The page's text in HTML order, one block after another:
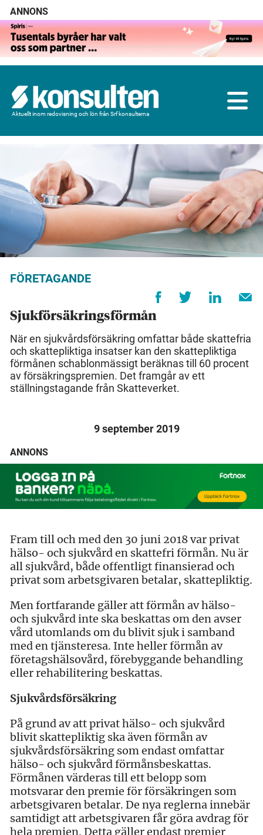
ANNONS
Aktuellt inom redovisning och lön från Srf konsulterna
FÖRETAGANDE
Sjukförsäkringsförmån
När en sjukvårdsförsäkring omfattar både skattefria
och skattepliktiga insatser kan den skattepliktiga
förmånen schablonmässigt beräknas till 60 procent
av försäkringspremien. Det framgår av ett
ställningstagande från Skatteverket.
9 september 2019
ANNONS
Fram till och med den 30 juni 2018 var privat
hälso- och sjukvård en skattefri förmån. Nu är
all sjukvård, både offentligt finansierad och
privat som arbetsgivaren betalar, skattepliktig.
Men fortfarande gäller att förmån av hälso-
och sjukvård inte ska beskattas om den avser
vård utomlands om du blivit sjuk i samband
med en tjänsteresa. Inte heller förmån av
företagshälsovård, förebyggande behandling
eller rehabilitering beskattas.
Sjukvårdsförsäkring
På grund av att privat hälso- och sjukvård
blivit skattepliktig ska även förmån av
sjukvårdsförsäkring som endast omfattar
hälso- och sjukvård förmånsbeskattas.
Förmånen värderas till ett belopp som
motsvarar den premie för försäkringen som
arbetsgivaren betalar. De nya reglerna innebär
samtidigt att arbetsgivaren får göra avdrag för
hela premien. Detta gäller endast premier